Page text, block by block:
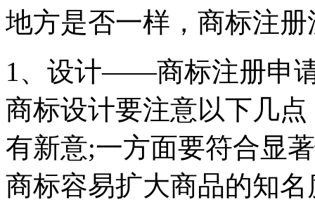
地方是否一样，商标注
1、设计——商标注册申
商标设计要注意以下几
有新意;一方面要符合显
商标容易扩大商品的知